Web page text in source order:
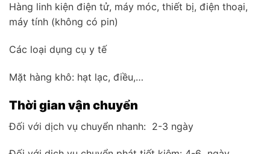
Hàng linh kiện điện tử, máy móc, thiết bị, điện thoại,
máy tính (không có pin)
Các loại dụng cụ y tế
Mặt hàng khô: hạt lạc, điều,…
Thời gian vận chuyển
Đối với dịch vụ chuyển nhanh: 2-3 ngày